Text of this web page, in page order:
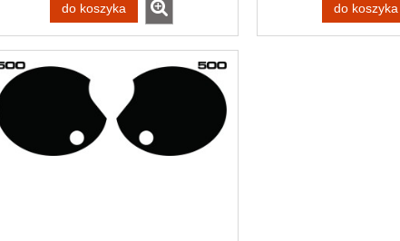
do koszyka do koszyka